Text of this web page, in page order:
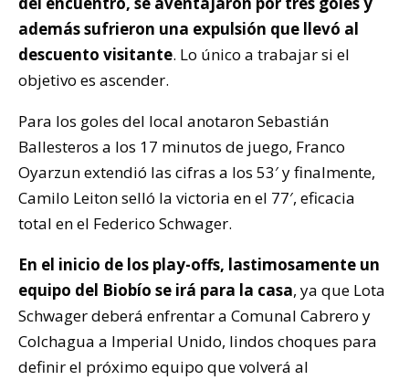
además sufrieron una expulsión que llevó al
descuento visitante. Lo único a trabajar si el
objetivo es ascender.
Para los goles del local anotaron Sebastián
Ballesteros a los 17 minutos de juego, Franco
Oyarzun extendió las cifras a los 53′ y finalmente,
Camilo Leiton selló la victoria en el 77′, eficacia
total en el Federico Schwager.
En el inicio de los play-offs, lastimosamente un
equipo del Biobío se irá para la casa, ya que Lota
Schwager deberá enfrentar a Comunal Cabrero y
Colchagua a Imperial Unido, lindos choques para
definir el próximo equipo que volverá al